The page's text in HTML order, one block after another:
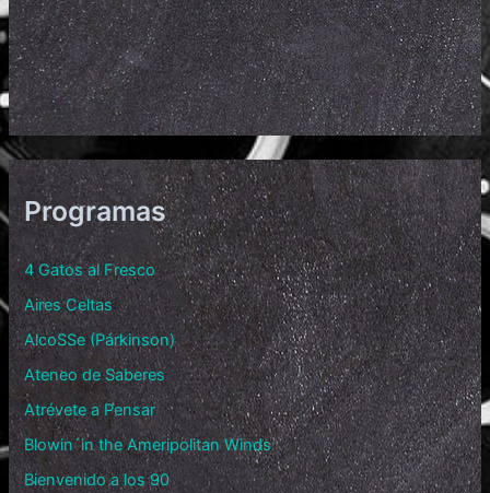
Programas
4 Gatos al Fresco
Aires Celtas
AlcoSSe (Párkinson)
Ateneo de Saberes
Atrévete a Pensar
Blowin´in the Ameripolitan Winds
Bienvenido a los 90